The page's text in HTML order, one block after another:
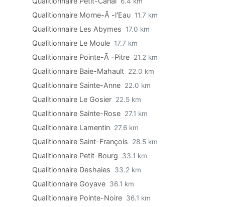
Qualitionnaire Morne-Ã -l'Eau 11.7 km
Qualitionnaire Les Abymes 17.0 km
Qualitionnaire Le Moule 17.7 km
Qualitionnaire Pointe-Ã -Pitre 21.2 km
Qualitionnaire Baie-Mahault 22.0 km
Qualitionnaire Sainte-Anne 22.0 km
Qualitionnaire Le Gosier 22.5 km
Qualitionnaire Sainte-Rose 27.1 km
Qualitionnaire Lamentin 27.6 km
Qualitionnaire Saint-François 28.5 km
Qualitionnaire Petit-Bourg 33.1 km
Qualitionnaire Deshaies 33.2 km
Qualitionnaire Goyave 36.1 km
Qualitionnaire Pointe-Noire 36.1 km